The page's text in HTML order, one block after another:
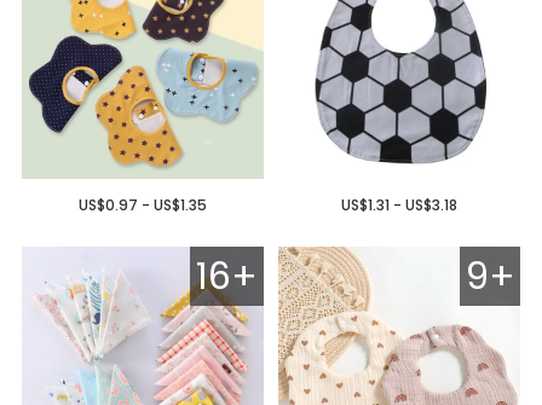
US$0.97 - US$1.35 US$1.31 - US$3.18
16+ 9+